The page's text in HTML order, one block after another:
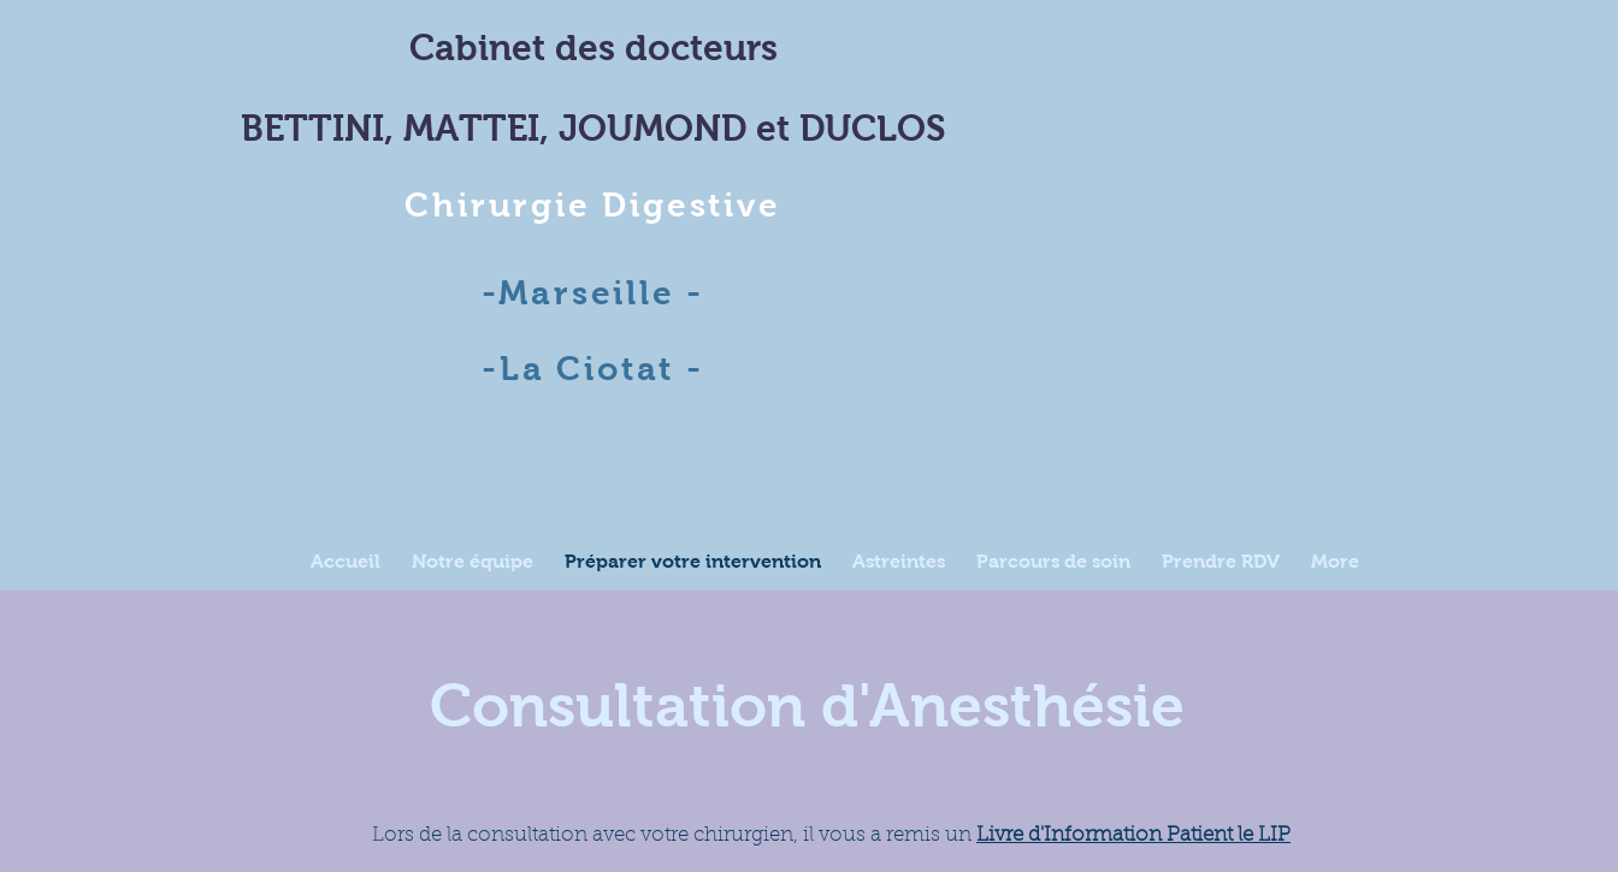
Cabinet des docteurs
BETTINI, MATTEI, JOUMOND et DUCLOS
Chirurgie Digestive
-Marseille -
-La Ciotat -
Accueil Notre équipe Préparer votre intervention Astreintes Parcours de soin Prendre RDV More
Consultation d'Anesthésie
Lors de la consultation avec votre chirurgien, il vous a remis un Livre d'Information Patient le LIP